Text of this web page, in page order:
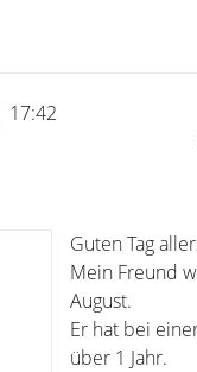
17:42
Guten Tag
Mein Freund
August.
Er hat bei
über 1 Jahr.